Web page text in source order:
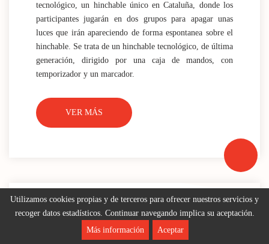
Utilizamos cookies propias y de terceros para ofrecer nuestros servicios y
recoger datos estadísticos. Continuar navegando implica su aceptación.
Más información
Aceptar
tecnológico, un hinchable único en Cataluña, donde los
participantes jugarán en dos grupos para apagar unas
luces que irán apareciendo de forma espontanea sobre el
hinchable. Se trata de un hinchable tecnológico, de última
generación, dirigido por una caja de mandos, con
temporizador y un marcador.
VER MÁS
ACTIVIDAD
HINCHABLE |